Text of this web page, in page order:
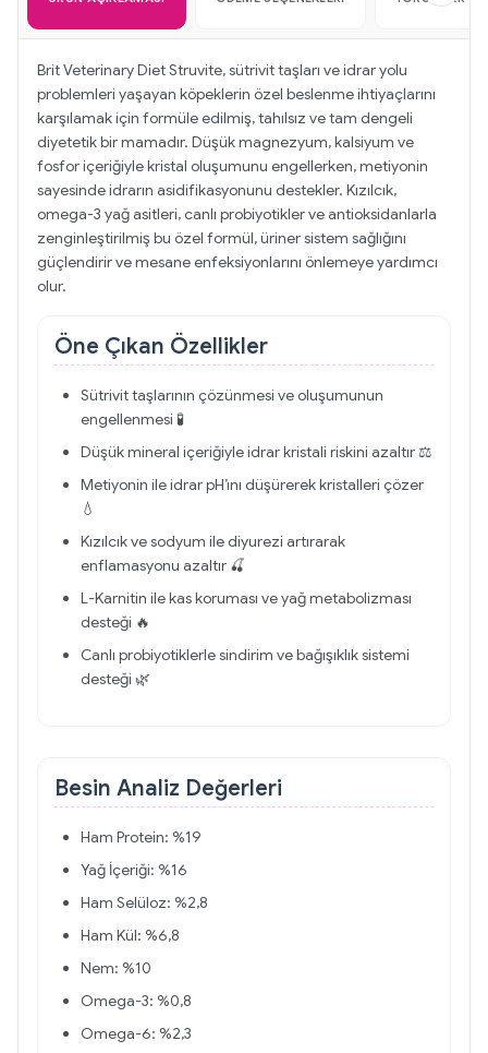
Brit Veterinary Diet Struvite, sütrivit taşları ve idrar yolu
problemleri yaşayan köpeklerin özel beslenme ihtiyaçlarını
karşılamak için formüle edilmiş, tahılsız ve tam dengeli
diyetetik bir mamadır. Düşük magnezyum, kalsiyum ve
fosfor içeriğiyle kristal oluşumunu engellerken, metiyonin
sayesinde idrarın asidifikasyonunu destekler. Kızılcık,
omega-3 yağ asitleri, canlı probiyotikler ve antioksidanlarla
zenginleştirilmiş bu özel formül, üriner sistem sağlığını
güçlendirir ve mesane enfeksiyonlarını önlemeye yardımcı
olur.
Öne Çıkan Özellikler
Sütrivit taşlarının çözünmesi ve oluşumunun
engellenmesi 🧪
Düşük mineral içeriğiyle idrar kristali riskini azaltır ⚖️
Metiyonin ile idrar pH’ını düşürerek kristalleri çözer
💧
Kızılcık ve sodyum ile diyurezi artırarak
enflamasyonu azaltır 🍒
L-Karnitin ile kas koruması ve yağ metabolizması
desteği 🔥
Canlı probiyotiklerle sindirim ve bağışıklık sistemi
desteği 🌿
Besin Analiz Değerleri
Ham Protein: %19
Yağ İçeriği: %16
Ham Selüloz: %2,8
Ham Kül: %6,8
Nem: %10
Omega-3: %0,8
Omega-6: %2,3